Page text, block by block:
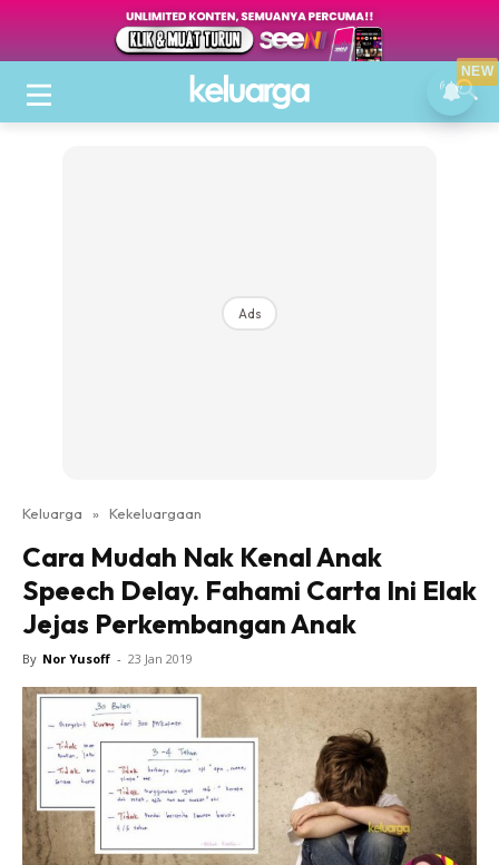
Ads
Keluarga » Kekeluargaan
Cara Mudah Nak Kenal Anak
Speech Delay. Fahami Carta Ini Elak
Jejas Perkembangan Anak
By Nor Yusoff - 23 Jan 2019
NEW